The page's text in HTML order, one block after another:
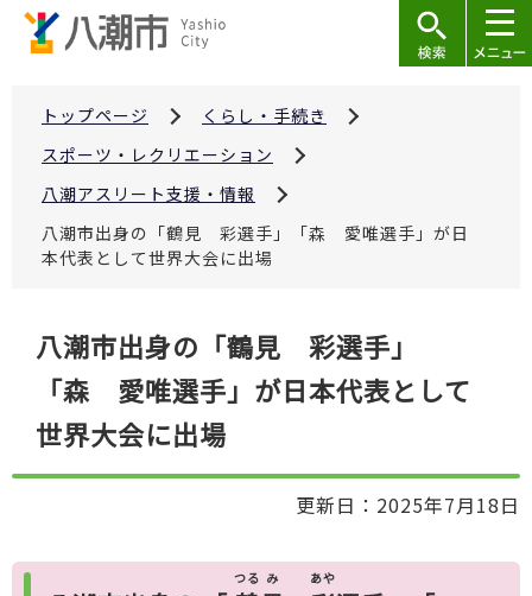
トップページ
くらし・手続き
スポーツ・レクリエーション
八潮アスリート支援・情報
八潮市出身の「鶴見 彩選手」「森 愛唯選手」が日
本代表として世界大会に出場
ら
八潮市出身の「鶴見 彩選手」
「森 愛唯選手」が日本代表として
世界大会に出場
更新日：2025年7月18日
つる み あや